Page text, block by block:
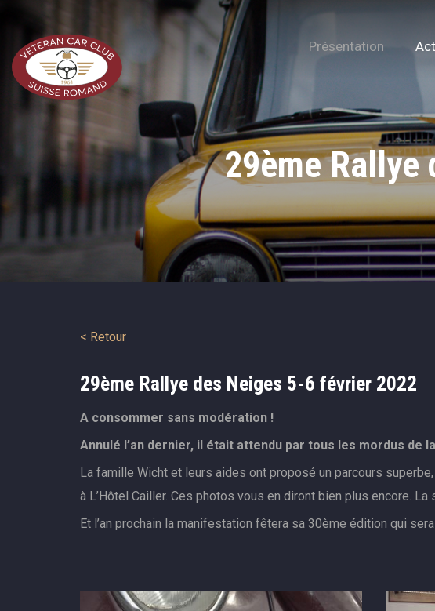
Présentation
29ème Rallye
< Retour
29ème Rallye des Neiges 5-6 février 2022
A consommer sans modération !
Annulé l’an dernier, il était attendu par tous les mordus de
La famille Wicht et leurs aides ont proposé un parcours
à L’Hôtel Cailler. Ces photos vous en diront bien plus encore.
Et l’an prochain la manifestation fêtera sa 30ème édition qui